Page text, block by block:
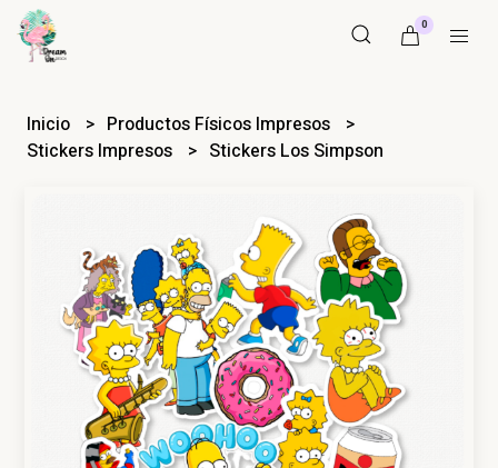
0
Inicio
Productos Físicos Impresos
Stickers Impresos
Stickers Los Simpson